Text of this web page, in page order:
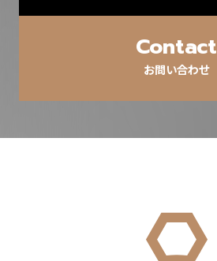
Contact
お問い合わせ